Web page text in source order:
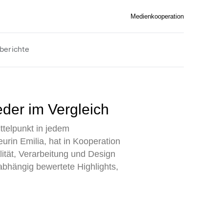
Medienkooperation
im Vergleich
in jedem
Emilia, hat in Kooperation
Verarbeitung und Design
bewertete Highlights,